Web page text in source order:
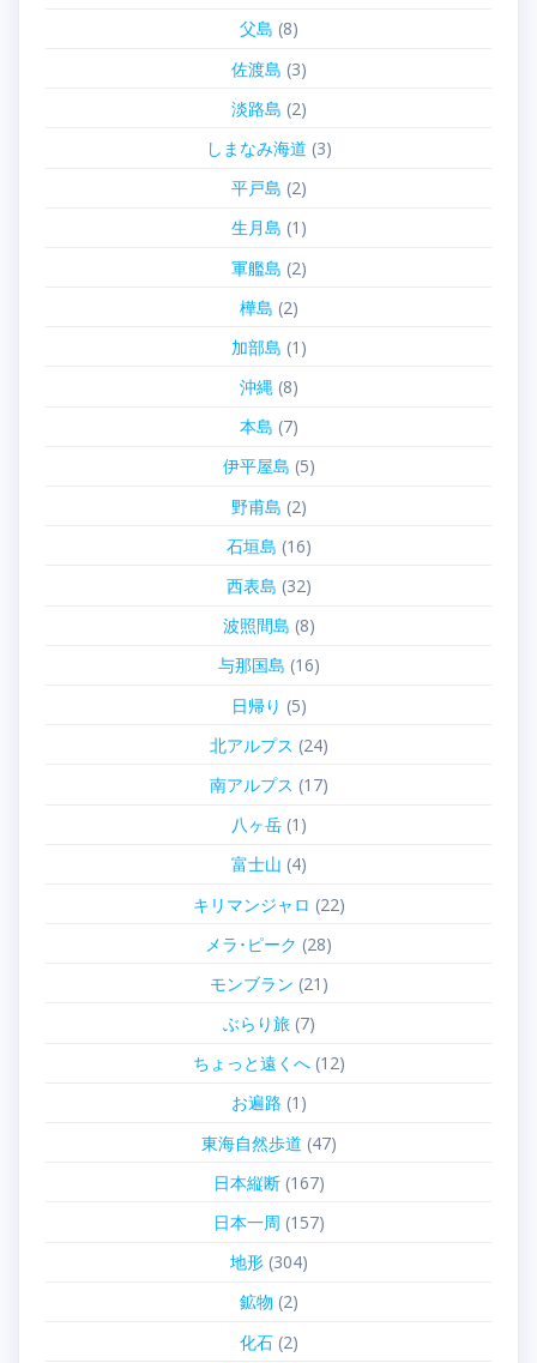
父島 (8)
佐渡島 (3)
淡路島 (2)
しまなみ海道 (3)
平戸島 (2)
生月島 (1)
軍艦島 (2)
樺島 (2)
加部島 (1)
沖縄(8)
本島 (7)
伊平屋島 (5)
野甫島 (2)
石垣島 (16)
西表島 (32)
波照間島 (8)
与那国島 (16)
日帰り (5)
北アルプス (24)
南アルプス (17)
八ヶ岳(1)
富士山 (4)
キリマンジャロ (22)
メラ･ピーク (28)
モンブラン (21)
ぶらり旅(7)
ちょっと遠くへ(12)
お遍路 (1)
東海自然歩道 (47)
日本縦断(167)
日本一周 (157)
地形(304)
鉱物 (2)
化石(2)